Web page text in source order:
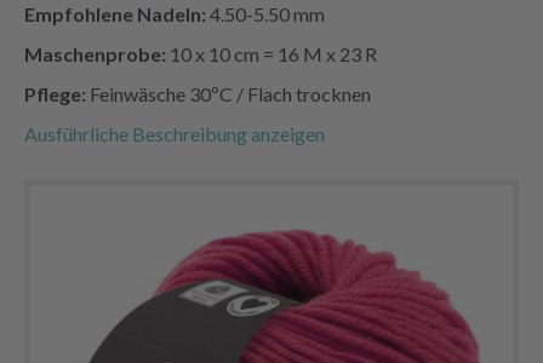
Empfohlene Nadeln: 4.50-5.50 mm
Maschenprobe: 10 x 10 cm = 16 M x 23 R
Pflege: Feinwäsche 30ºC / Flach trocknen
Ausführliche Beschreibung anzeigen